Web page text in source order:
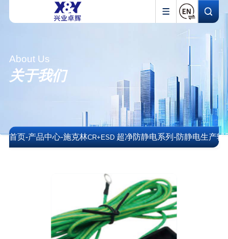
About Us
关于我们
首页-产品中心-施克林CR+ESD超净防静电系列-防静电生产辅